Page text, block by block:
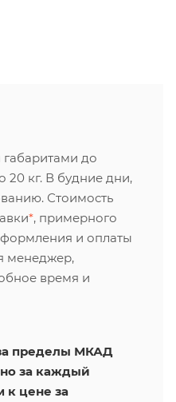
до
20 кг. В будние дни,
Стоимость
*, примерного
и оплаты
менеджер,
время и
пределы МКАД
за каждый
к цене за